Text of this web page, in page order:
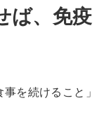
ば、免疫
を続けること」